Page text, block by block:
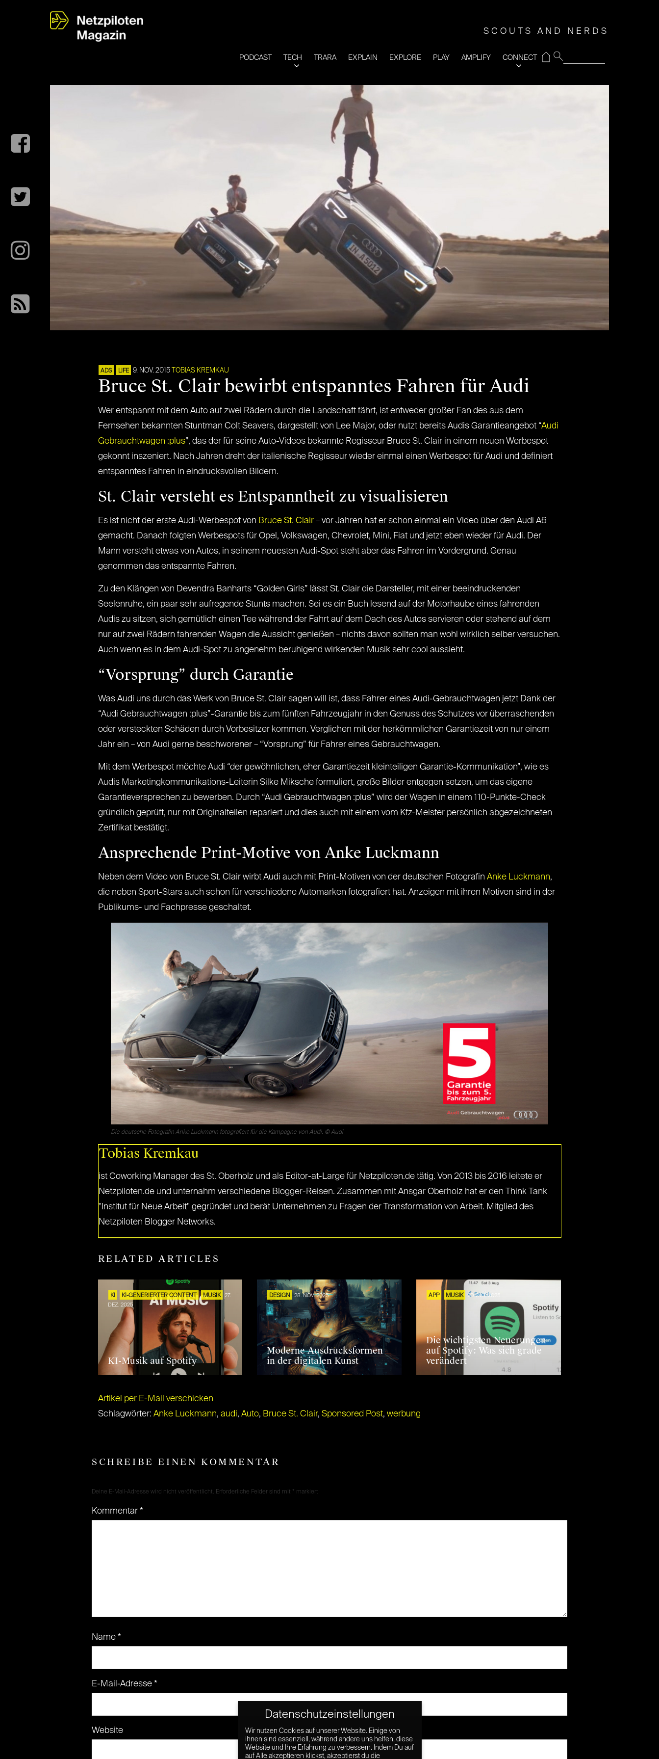
SCOUTS AND NERDS
PODCAST TECH TRARA EXPLAIN EXPLORE PLAY AMPLIFY CONNECT
⌂
ADS LIFE 9. NOV. 2015 TOBIAS KREMKAU
Bruce St. Clair bewirbt entspanntes Fahren für Audi
Wer entspannt mit dem Auto auf zwei Rädern durch die Landschaft fährt, ist entweder großer Fan des aus dem
Fernsehen bekannten Stuntman Colt Seavers, dargestellt von Lee Major, oder nutzt bereits Audis Garantieangebot “Audi
Gebrauchtwagen :plus”, das der für seine Auto-Videos bekannte Regisseur Bruce St. Clair in einem neuen Werbespot
gekonnt inszeniert. Nach Jahren dreht der italienische Regisseur wieder einmal einen Werbespot für Audi und definiert
entspanntes Fahren in eindrucksvollen Bildern.
St. Clair versteht es Entspanntheit zu visualisieren
Es ist nicht der erste Audi-Werbespot von Bruce St. Clair– vor Jahren hat er schon einmal ein Video über den Audi A6
gemacht. Danach folgten Werbespots für Opel, Volkswagen, Chevrolet, Mini, Fiat und jetzt eben wieder für Audi. Der
Mann versteht etwas von Autos, in seinem neuesten Audi-Spot steht aber das Fahren im Vordergrund. Genau
genommen das entspannte Fahren.
Zu den Klängen von Devendra Banharts “Golden Girls” lässt St. Clair die Darsteller, mit einer beeindruckenden
Seelenruhe, ein paar sehr aufregende Stunts machen. Sei es ein Buch lesend auf der Motorhaube eines fahrenden
Audis zu sitzen, sich gemütlich einen Tee während der Fahrt auf dem Dach des Autos servieren oder stehend auf dem
nur auf zwei Rädern fahrenden Wagen die Aussicht genießen – nichts davon sollten man wohl wirklich selber versuchen.
Auch wenn es in dem Audi-Spot zu angenehm beruhigend wirkenden Musik sehr cool aussieht.
“Vorsprung” durch Garantie
Was Audi uns durch das Werk von Bruce St. Clair sagen will ist, dass Fahrer eines Audi-Gebrauchtwagen jetzt Dank der
“Audi Gebrauchtwagen :plus”-Garantie bis zum fünften Fahrzeugjahr in den Genuss des Schutzes vor überraschenden
oder versteckten Schäden durch Vorbesitzer kommen. Verglichen mit der herkömmlichen Garantiezeit von nur einem
Jahr ein – von Audi gerne beschworener – “Vorsprung” für Fahrer eines Gebrauchtwagen.
Mit dem Werbespot möchte Audi “der gewöhnlichen, eher Garantiezeit kleinteiligen Garantie-Kommunikation”, wie es
Audis Marketingkommunikations-Leiterin Silke Miksche formuliert, große Bilder entgegen setzen, um das eigene
Garantieversprechen zu bewerben. Durch “Audi Gebrauchtwagen :plus” wird der Wagen in einem 110-Punkte-Check
gründlich geprüft, nur mit Originalteilen repariert und dies auch mit einem vom Kfz-Meister persönlich abgezeichneten
Zertifikat bestätigt.
Ansprechende Print-Motive von Anke Luckmann
Neben dem Video von Bruce St. Clair wirbt Audi auch mit Print-Motiven von der deutschen Fotografin Anke Luckmann,
die neben Sport-Stars auch schon für verschiedene Automarken fotografiert hat. Anzeigen mit ihren Motiven sind in der
Publikums- und Fachpresse geschaltet.
Die deutsche Fotografin Anke Luckmann fotografiert für die Kampagne von Audi. © Audi
Tobias Kremkau
ist Coworking Manager des St. Oberholz und als Editor-at-Large für Netzpiloten.de tätig. Von 2013 bis 2016 leitete er
Netzpiloten.de und unternahm verschiedene Blogger-Reisen. Zusammen mit Ansgar Oberholz hat er den Think Tank
"Institut für Neue Arbeit" gegründet und berät Unternehmen zu Fragen der Transformation von Arbeit. Mitglied des
Netzpiloten Blogger Networks.
RELATED ARTICLES
KI KI-GENERIERTER CONTENT MUSIK
27.
DEZ. 2025
KI-Musik auf Spotify
DESIGN 28. NOV. 2025
Moderne Ausdrucksformen
in der digitalen Kunst
APP MUSIK 20. OKT. 2025
Die wichtigsten Neuerungen
auf Spotify: Was sich grade
verändert
Artikel per E-Mail verschicken
Schlagwörter: Anke Luckmann, audi, Auto, Bruce St. Clair, Sponsored Post, werbung
SCHREIBE EINEN KOMMENTAR
Deine E-Mail-Adresse wird nicht veröffentlicht. Erforderliche Felder sind mit * markiert
Kommentar *
Name *
E-Mail-Adresse *
Website
Datenschutzeinstellungen
Wir nutzen Cookies auf unserer Website. Einige von
ihnen sind essenziell, während andere uns helfen, diese
Website und Ihre Erfahrung zu verbessern. Indem Du auf
auf Alle akzeptieren klickst, akzeptierst du die